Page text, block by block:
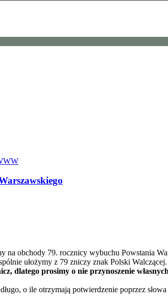
na obchody 79. rocznicy wybuchu Powstania
ułożymy z 79 zniczy znak Polski Walczącej.
dlatego prosimy o nie przynoszenie
o ile otrzymają potwierdzenie poprzez